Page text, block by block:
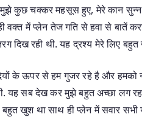
मुझे कुछ चक्कर महसूस हुए, मेरे कान
में प्लेन तेज गति से हवा से बातें
दिख रही थी. यह द्रश्य मेरे लिए
के ऊपर से हम गुजर रहे है और हमको
यह सब देख कर मुझे बहुत अच्छा लग रहा
मैं बहुत खुश था साथ ही प्लेन में सवार